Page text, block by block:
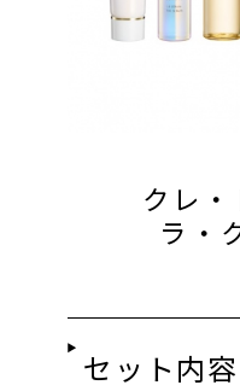
クレ
ラ・
セット内容